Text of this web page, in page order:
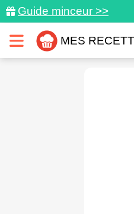
Guide minceur >>
MES